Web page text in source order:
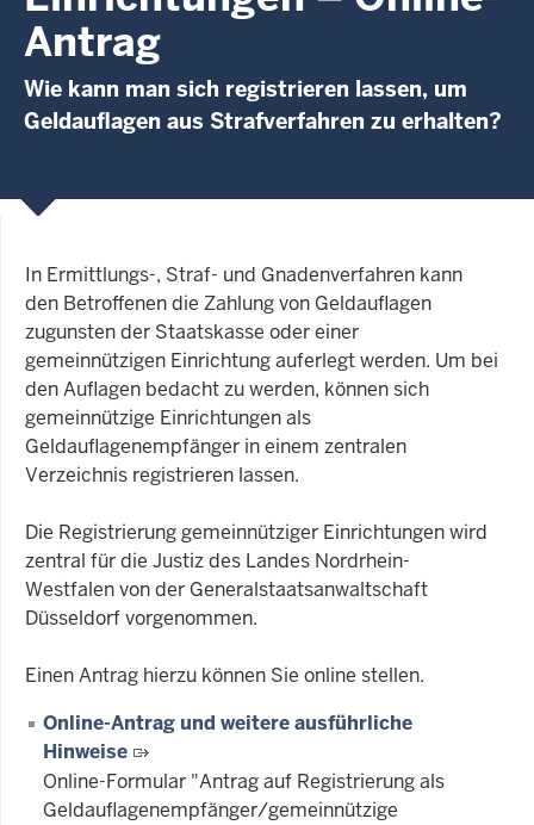
Antrag
Wie kann man sich registrieren lassen, um
Geldauflagen aus Strafverfahren zu erhalten?
In Ermittlungs-, Straf- und Gnadenverfahren kann
den Betroffenen die Zahlung von Geldauflagen
zugunsten der Staatskasse oder einer
gemeinnützigen Einrichtung auferlegt werden. Um bei
den Auflagen bedacht zu werden, können sich
gemeinnützige Einrichtungen als
Geldauflagenempfänger in einem zentralen
Verzeichnis registrieren lassen.
Die Registrierung gemeinnütziger Einrichtungen wird
zentral für die Justiz des Landes Nordrhein-
Westfalen von der Generalstaatsanwaltschaft
Düsseldorf vorgenommen.
Einen Antrag hierzu können Sie online stellen.
Online-Antrag und weitere ausführliche
Hinweise
Online-Formular "Antrag auf Registrierung als
Geldauflagenempfänger/gemeinnützige